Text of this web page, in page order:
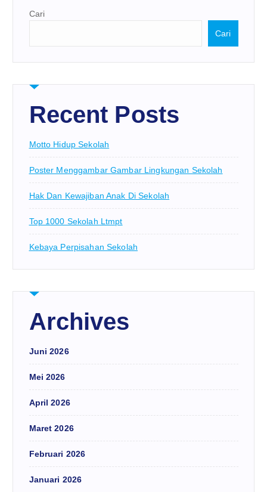
Cari
Cari
Recent Posts
Motto Hidup Sekolah
Poster Menggambar Gambar Lingkungan Sekolah
Hak Dan Kewajiban Anak Di Sekolah
Top 1000 Sekolah Ltmpt
Kebaya Perpisahan Sekolah
Archives
Juni 2026
Mei 2026
April 2026
Maret 2026
Februari 2026
Januari 2026